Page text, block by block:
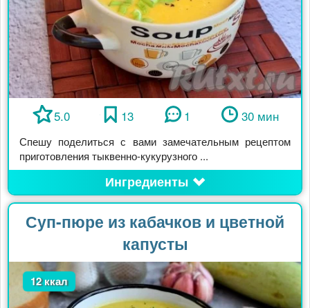
5.0 13 1 30 мин
Спешу поделиться с вами замечательным рецептом
приготовления тыквенно-кукурузного ...
Ингредиенты
Суп-пюре из кабачков и цветной
капусты
12 ккал